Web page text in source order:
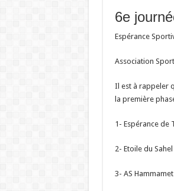
6e
Espérance
Association
Il est à rappeler
la première
1- Espérance de
2- Etoile du
3- AS